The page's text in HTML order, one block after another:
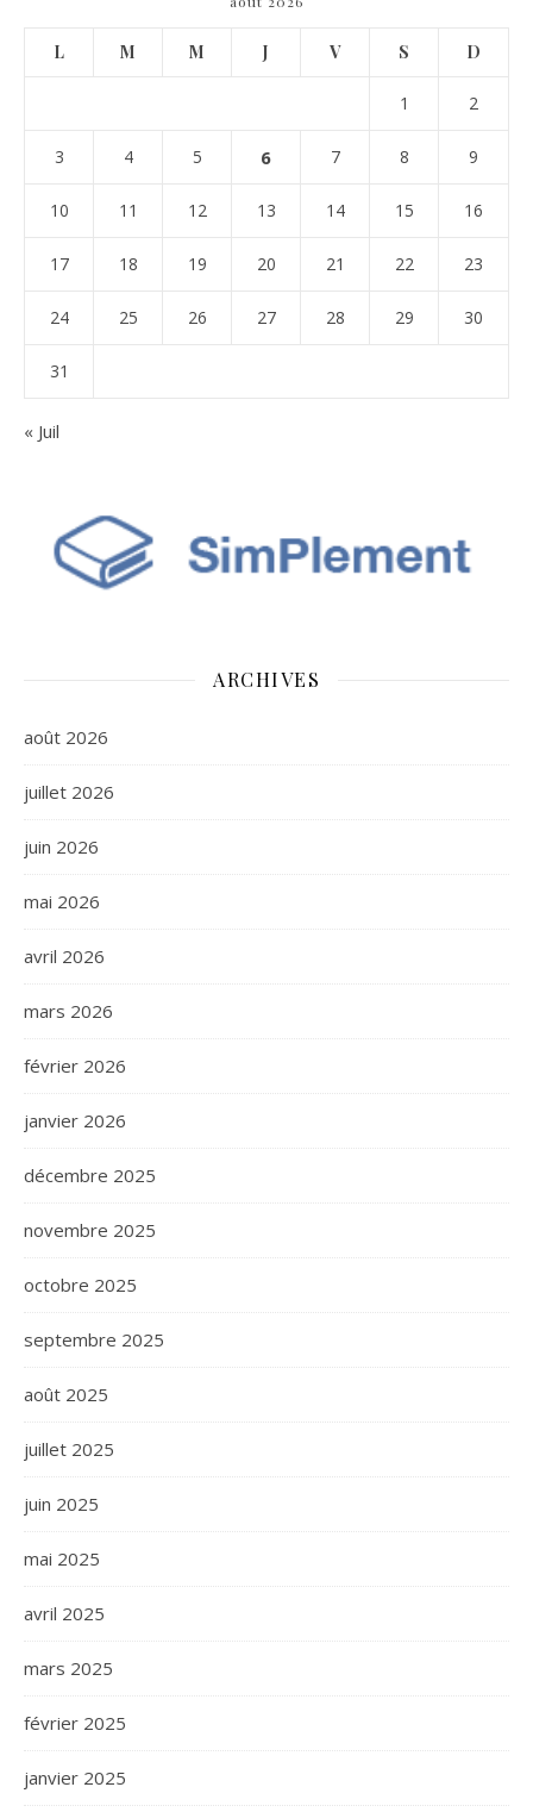
L M M J V S D
1 2
3 4 5 6 7 8 9
10 11 12 13 14 15 16
17 18 19 20 21 22 23
24 25 26 27 28 29 30
31
« Juil
ARCHIVES
août 2026
juillet 2026
juin 2026
mai 2026
avril 2026
mars 2026
février 2026
janvier 2026
décembre 2025
novembre 2025
octobre 2025
septembre 2025
août 2025
juillet 2025
juin 2025
mai 2025
avril 2025
mars 2025
février 2025
janvier 2025